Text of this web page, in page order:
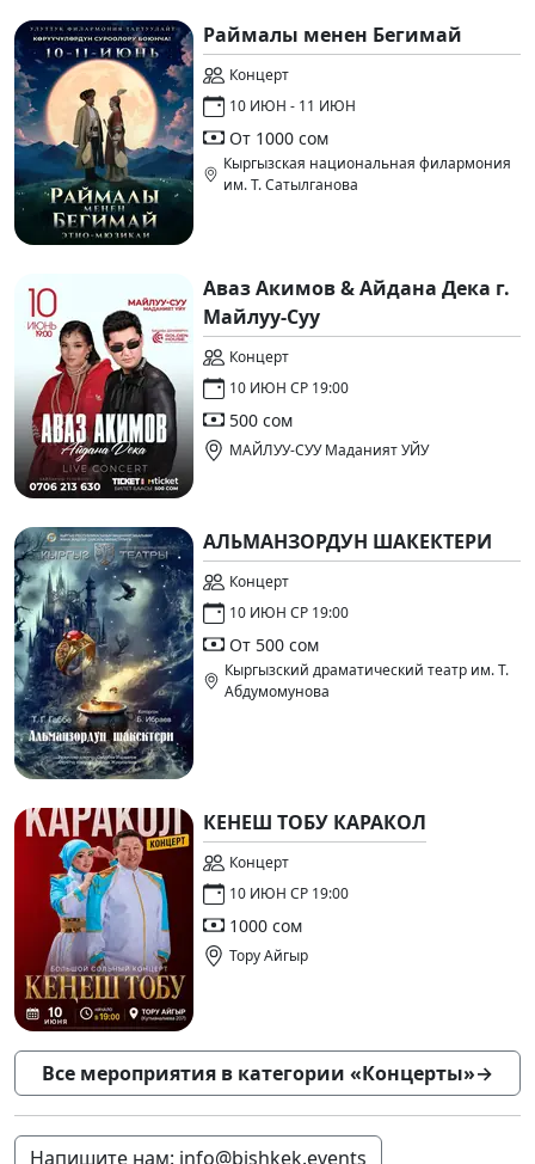
Раймалы менен Бегимай
Концерт
10 ИЮН - 11 ИЮН
От 1000 сом
Кыргызская национальная филармония
им. Т. Сатылганова
Аваз Акимов & Айдана Дека г.
Майлуу-Суу
Концерт
10 ИЮН СР 19:00
500 сом
МАЙЛУУ-СУУ Маданият УЙУ
АЛЬМАНЗОРДУН ШАКЕКТЕРИ
Концерт
10 ИЮН СР 19:00
От 500 сом
Кыргызский драматический театр им. Т.
Абдумомунова
КЕНЕШ ТОБУ КАРАКОЛ
Концерт
10 ИЮН СР 19:00
1000 сом
Тору Айгыр
Все мероприятия в категории «Концерты»→
Напишите нам: info@bishkek.events